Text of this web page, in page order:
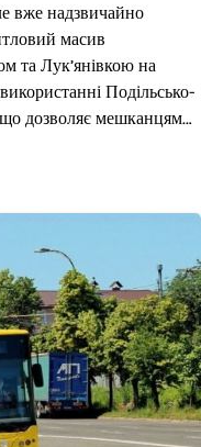
вже надзвичайно
масив
та Лук’янівкою на
Подільсько-
дозволяє мешканцям…